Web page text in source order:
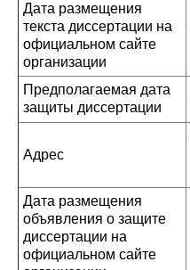
Дата размещения
текста диссертации на
официальном сайте
организации
Предполагаемая дата
защиты диссертации
Адрес
Дата размещения
объявления о защите
диссертации на
официальном сайте